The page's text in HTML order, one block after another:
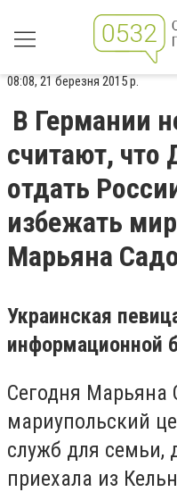
08:08, 21 березня 2015 р.
В Германии
считают, что
отдать
избежать
Марьяна
Украинская
информационной
Сегодня Марьяна
мариупольский
служб для семьи,
приехала из